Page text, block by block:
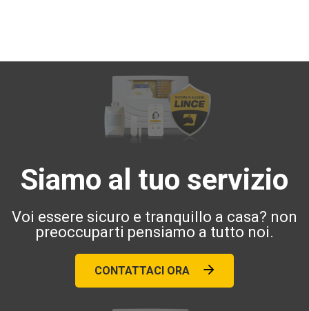
Siamo al tuo servizio
Voi essere sicuro e tranquillo a casa? non
preoccuparti pensiamo a tutto noi.
CONTATTACI ORA